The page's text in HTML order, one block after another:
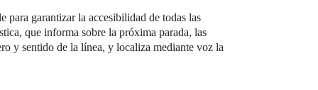
para garantizar la accesibilidad de todas las
que informa sobre la próxima parada, las
y sentido de la línea, y localiza mediante voz la